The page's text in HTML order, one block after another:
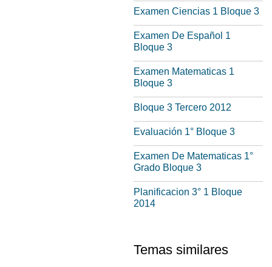
Examen Ciencias 1 Bloque 3
Examen De Español 1
Bloque 3
Examen Matematicas 1
Bloque 3
Bloque 3 Tercero 2012
Evaluación 1° Bloque 3
Examen De Matematicas 1°
Grado Bloque 3
Planificacion 3° 1 Bloque
2014
Temas similares